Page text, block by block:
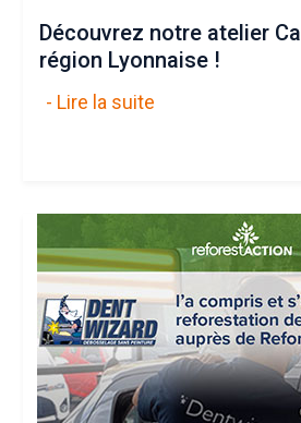
Découvrez notre atelier
région Lyonnaise !
- Lire la suite